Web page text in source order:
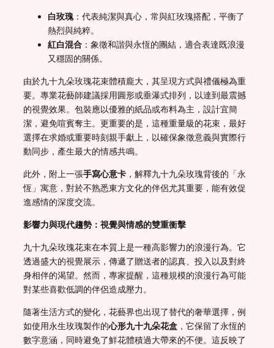
白玫瑰：代表純潔與真心，常與紅玫瑰搭配，平衡了
熱烈與純粹。
紅白混合 ：象徵和諧與永恆的團結，適合表達既浪漫
又穩固的關係。
由於九十九朵玫瑰花束體積龐大，其呈現方式與禮儀極為重
要。專業花藝師建議採用圓形或垂瀑式排列，以達到最震撼
的視覺效果。包裝應以優雅的紙品或布料為主，設計宜簡
潔，避免喧賓奪主。更重要的是，這種重量級的花束，最好
選擇在求婚或重要時刻親手獻上，以確保象徵意義與實際行
動同步，產生最大的情感共鳴。
此外，附上一張手寫心意卡 ，解釋九十九朵玫瑰背後的「永
恆」寓意，對於不熟悉東方文化的伴侶尤其重要，能有效促
進感情的深度交流。
影響力與現代趨勢：視覺與情感的雙重衝擊
九十九朵玫瑰花束在本質上是一種高影響力的浪漫行為。它
透過盛大的視覺展示，傳遞了贈送者的認真、投入以及對終
身相伴的渴望。然而，專家提醒，這種規模的浪漫行為可能
對某些喜歡低調的伴侶造成壓力。
隨著生活方式的變化，花藝界也出現了替代的奢華選擇，例
如使用永生玫瑰製作的心形九十九朵花盒 ，它保留了永恆的
數字意涵，同時避免了鮮花體積過大帶來的不便。這反映了